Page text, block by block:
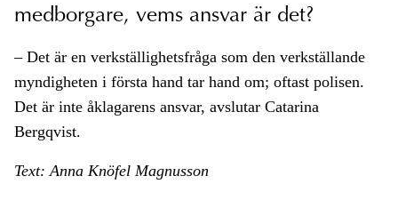
medborgare, vems ansvar är det?
– Det är en verkställighetsfråga som den verkställande
myndigheten i första hand tar hand om; oftast polisen.
Det är inte åklagarens ansvar, avslutar Catarina
Bergqvist.
Text: Anna Knöfel Magnusson